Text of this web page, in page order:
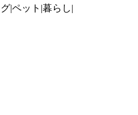
ペット 暮らし